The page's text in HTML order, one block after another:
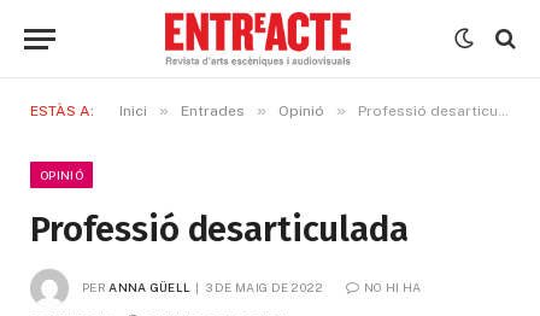
ESTÀS A: Inici » Entrades » Opinió » Professió desarticulada
OPINIÓ
Professió desarticulada
PER ANNA GÜELL 3 DE MAIG DE 2022 NO HI HA